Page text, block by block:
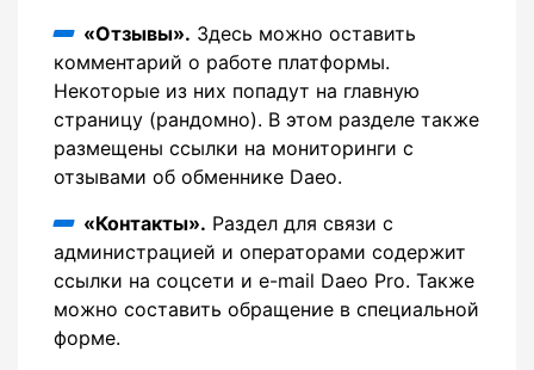
«Отзывы». Здесь можно оставить
комментарий о работе платформы.
Некоторые из них попадут на главную
страницу (рандомно). В этом разделе также
размещены ссылки на мониторинги с
отзывами об обменнике Daeo.
«Контакты». Раздел для связи с
администрацией и операторами содержит
ссылки на соцсети и e-mail Daeo Pro. Также
можно составить обращение в специальной
форме.